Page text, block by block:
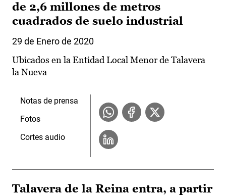
de 2,6 millones de metros
cuadrados de suelo industrial
29 de Enero de 2020
Ubicados en la Entidad Local Menor de Talavera
la Nueva
Notas de prensa
Fotos
Cortes audio
Talavera de la Reina entra, a partir